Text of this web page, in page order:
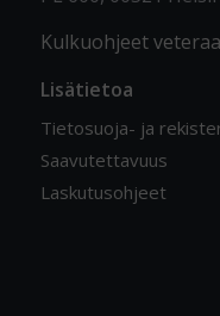
Kulkuohjeet
Lisätietoa
Tietosuoja- ja
Saavutettavuus
Laskutusohjeet